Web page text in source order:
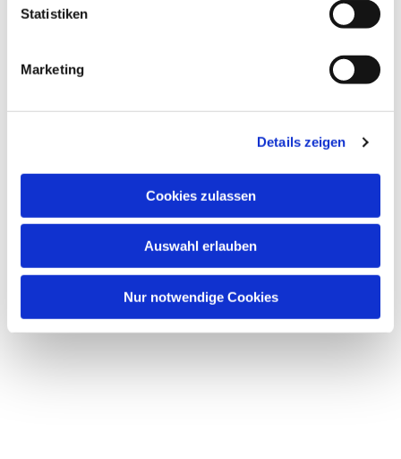
Statistiken
Marketing
Details zeigen
Cookies zulassen
Auswahl erlauben
Nur notwendige Cookies